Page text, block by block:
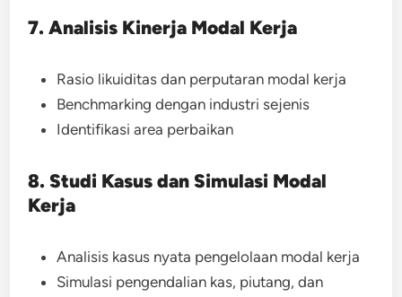
7. Analisis Kinerja Modal Kerja
Rasio likuiditas dan perputaran modal kerja
Benchmarking dengan industri sejenis
Identifikasi area perbaikan
8. Studi Kasus dan Simulasi Modal
Kerja
Analisis kasus nyata pengelolaan modal kerja
Simulasi pengendalian kas, piutang, dan